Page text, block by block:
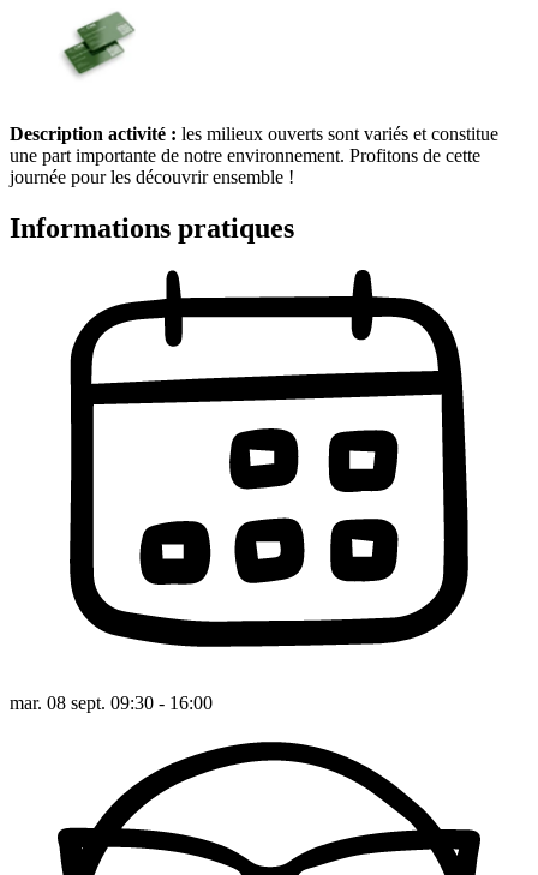
Description activité : les milieux ouverts sont variés et constitue
une part importante de notre environnement. Profitons de cette
journée pour les découvrir ensemble !
Informations pratiques
mar. 08 sept. 09:30 - 16:00